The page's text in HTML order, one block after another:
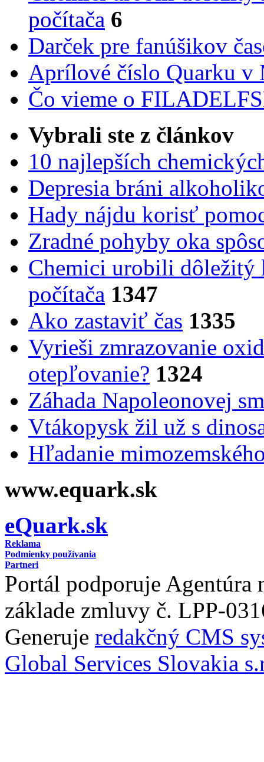
počítača 6
Darček pre fanúšikov
Aprílové číslo Quarku v
Čo vieme o
Vybrali ste z článkov
10 najlepších
Depresia bráni
Hady nájdu korisť
Zradné pohyby oka
Chemici urobili dôležitý
počítača 1347
Ako zastaviť čas 1335
Vyrieši zmrazovanie
otepľovanie? 1324
Záhada Napoleonovej
Vtákopysk žil už s
Hľadanie
www.equark.sk
eQuark.sk
Reklama
Podmienky používania
Partneri
Portál podporuje Agentúra
základe zmluvy č. LPP-
Generuje redakčný CMS
Global Services Slovakia